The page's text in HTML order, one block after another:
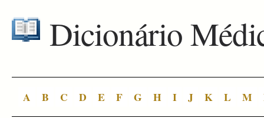
Dicionário
A B C D E F G H I J K L M